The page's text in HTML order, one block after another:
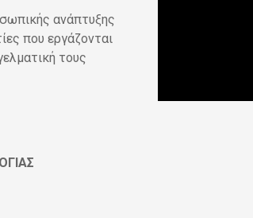
ανάπτυξης
που εργάζονται
τους